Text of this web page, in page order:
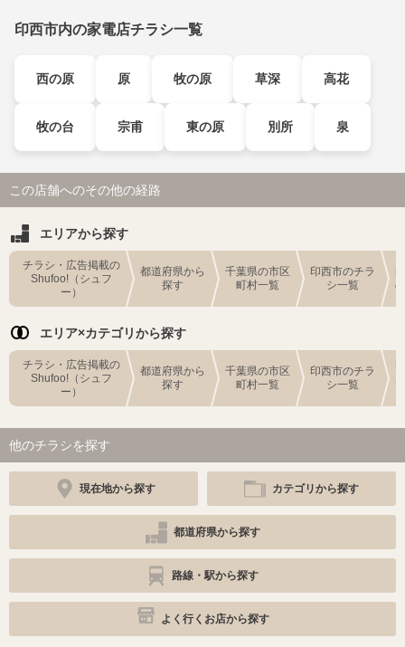
印西市内の家電店チラシ一覧
西の原 原 牧の原 草深 高花
牧の台 宗甫 東の原 別所 泉
この店舗へのその他の経路
エリアから探す
チラシ・広告掲載の
Shufoo!（シュフ
ー）
都道府県から
探す
千葉県の市区
町村一覧
印西市のチラ
シ一覧
エリア×カテゴリから探す
チラシ・広告掲載の
Shufoo!（シュフ
ー）
都道府県から
探す
千葉県の市区
町村一覧
印西市のチラ
シ一覧
他のチラシを探す
現在地から探す カテゴリから探す
都道府県から探す
路線・駅から探す
よく行くお店から探す